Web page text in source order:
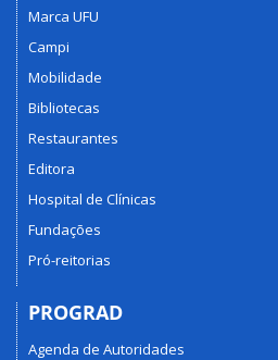
Marca UFU
Campi
Mobilidade
Bibliotecas
Restaurantes
Editora
Hospital de Clínicas
Fundações
Pró-reitorias
PROGRAD
Agenda de Autoridades